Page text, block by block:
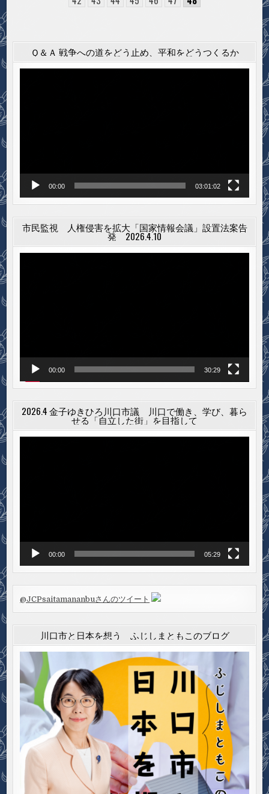
Ｑ＆Ａ 戦争への道をどう止め、平和をどうつくるか
00:00 03:01:02
市民監視 人権侵害を拡大「国家情報会議」設置法案告
発 2026.4.10
00:00 30:29
2026.4 金子ゆきひろ川口市議 川口で働き、学び、暮ら
せる「自立した街」を目指して
00:00 05:29
@JCPsaitamananbuさんのツイート
川口市と日本を想う ふじしまともこのブログ